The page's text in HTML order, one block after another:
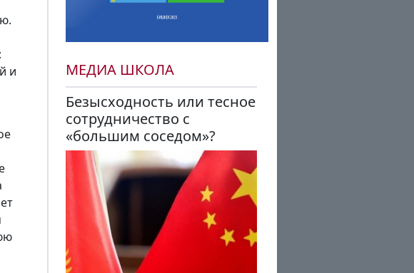
и
МЕДИА ШКОЛА
Безысходность или тесное
сотрудничество с
«большим соседом»?